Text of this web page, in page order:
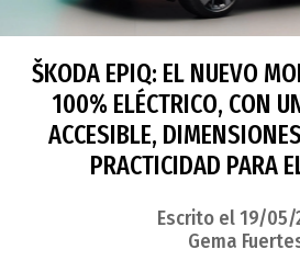
ŠKODA EPIQ: EL NUEVO
100% ELÉCTRICO, CON
ACCESIBLE,
PRACTICIDAD PARA
Escrito el 19/05/
Gema